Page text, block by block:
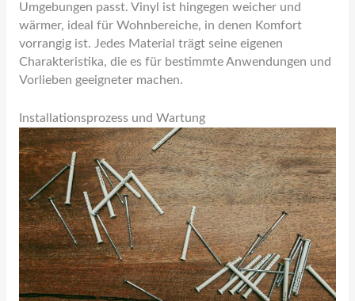
Umgebungen passt. Vinyl ist hingegen weicher und
wärmer, ideal für Wohnbereiche, in denen Komfort
vorrangig ist. Jedes Material trägt seine eigenen
Charakteristika, die es für bestimmte Anwendungen und
Vorlieben geeigneter machen.
Installationsprozess und Wartung